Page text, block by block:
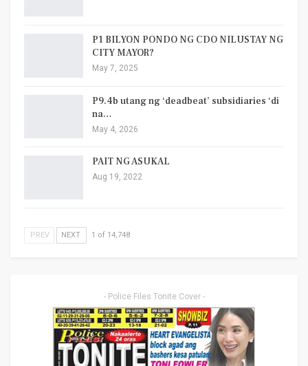
P1 BILYON PONDO NG CDO NILUSTAY NG
CITY MAYOR?
May 7, 2025
P9.4b utang ng ‘deadbeat’ subsidiaries ‘di
na…
May 4, 2026
PAIT NG ASUKAL
Aug 19, 2022
PREV NEXT 1 of 14,748
- Police Files Tonite Cover -